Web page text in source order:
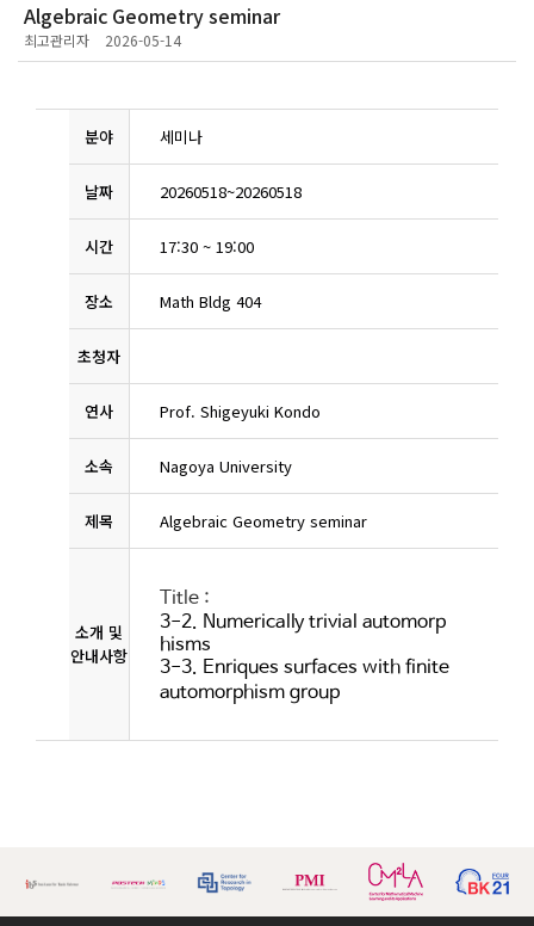
Algebraic Geometry seminar
최고관리자 2026-05-14
분야 세미나
날짜 20260518~20260518
시간 17:30 ~ 19:00
장소 Math Bldg 404
초청자
연사 Prof. Shigeyuki Kondo
소속 Nagoya University
제목 Algebraic Geometry seminar
소개 및
안내사항
Title :
3-2. Numerically trivial automorp
hisms
3-3. Enriques surfaces with finite
automorphism group